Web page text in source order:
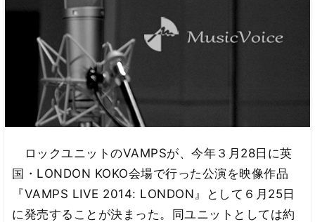
ロックユニットのVAMPSが、今年３月28日に英
国・LONDON KOKO会場で行った公演を映像作品
『VAMPS LIVE 2014: LONDON』として６月25日
に発売することが決まった。同ユニットとしては約